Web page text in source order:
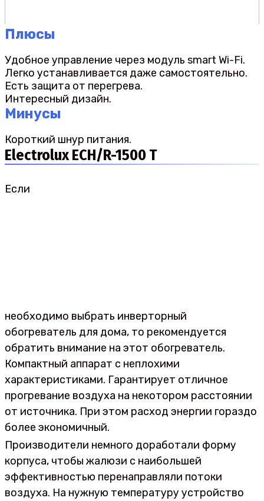
Плюсы
Удобное управление через модуль smart Wi-Fi.
Легко устанавливается даже самостоятельно.
Есть защита от перегрева.
Интересный дизайн.
Минусы
Короткий шнур питания.
Electrolux ECH/R-1500 T
Если
необходимо выбрать инверторный
обогреватель для дома, то рекомендуется
обратить внимание на этот обогреватель.
Компактный аппарат с неплохими
характеристиками. Гарантирует отличное
прогревание воздуха на некотором расстоянии
от источника. При этом расход энергии гораздо
более экономичный.
Производители немного доработали форму
корпуса, чтобы жалюзи с наибольшей
эффективностью перенаправляли потоки
воздуха. На нужную температуру устройство